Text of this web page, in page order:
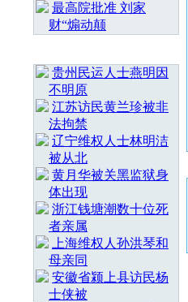
最高院批准 刘家
财“煽动颠
贵州民运人士燕明因
不明原
江苏访民黄兰珍被非
法拘禁
辽宁维权人士林明洁
被从北
黄月华被关黑监狱身
体出现
浙江钱塘潮数十位死
者亲属
上海维权人孙洪琴和
母亲同
安徽省颍上县访民杨
士侠被